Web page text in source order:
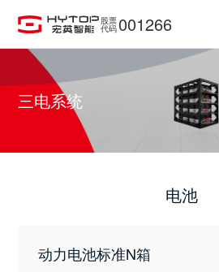
股票
代码 001266
三电系统
电池
动力电池标准N箱